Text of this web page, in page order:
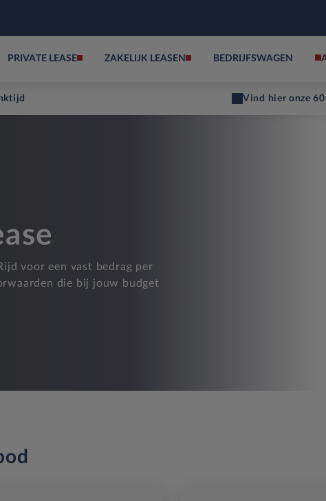
PRIVATE LEASE ZAKELIJK LEASEN BEDRIJFSWAGEN
Vind hier onze
voor een vast bedrag per
die bij jouw budget